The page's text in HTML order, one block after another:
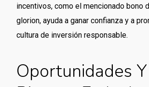
incentivos, como el mencionado bono
glorion, ayuda a ganar confianza y a
cultura de inversión responsable.
Oportunidades Y